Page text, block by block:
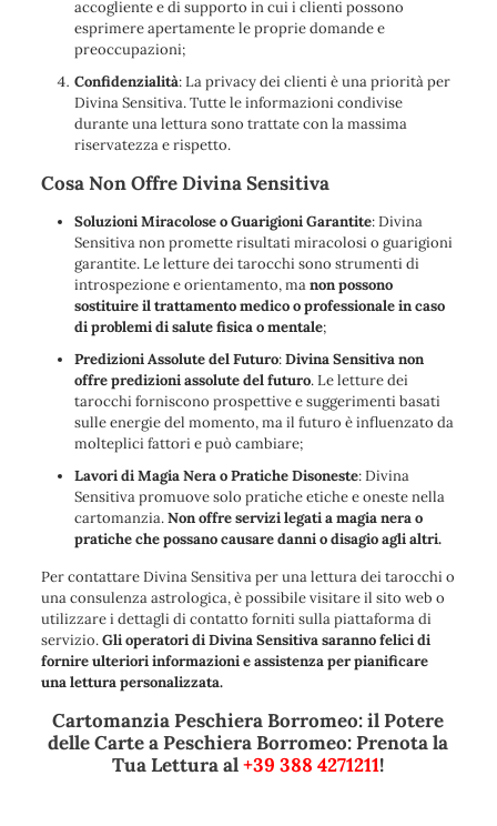
accogliente e di supporto in cui i clienti possono
esprimere apertamente le proprie domande e
preoccupazioni;
Confidenzialità: La privacy dei clienti è una priorità per
Divina Sensitiva. Tutte le informazioni condivise
durante una lettura sono trattate con la massima
riservatezza e rispetto.
Cosa Non Offre Divina Sensitiva
Soluzioni Miracolose o Guarigioni Garantite: Divina
Sensitiva non promette risultati miracolosi o guarigioni
garantite. Le letture dei tarocchi sono strumenti di
introspezione e orientamento, manon possono
sostituire il trattamento medico o professionale in caso
di problemi di salute fisica o mentale;
Predizioni Assolute del Futuro:Divina Sensitiva non
offre predizioni assolute del futuro. Le letture dei
tarocchi forniscono prospettive e suggerimenti basati
sulle energie del momento, ma il futuro è influenzato da
molteplici fattori e può cambiare;
Lavori di Magia Nera o Pratiche Disoneste: Divina
Sensitiva promuove solo pratiche etiche e oneste nella
cartomanzia.Non offre servizi legati a magia nera o
pratiche che possano causare danni o disagio agli altri.
Per contattare Divina Sensitiva per una lettura dei tarocchi o
una consulenza astrologica, è possibile visitare il sito web o
utilizzare i dettagli di contatto forniti sulla piattaforma di
servizio.Gli operatori di Divina Sensitiva saranno felici di
fornire ulteriori informazioni e assistenza per pianificare
una lettura personalizzata.
Cartomanzia Peschiera Borromeo: il Potere
delle Carte a Peschiera Borromeo: Prenota la
Tua Lettura al+39 388 4271211!